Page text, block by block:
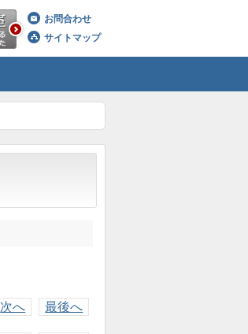
お問合わせ
サイトマップ
次へ
最後へ